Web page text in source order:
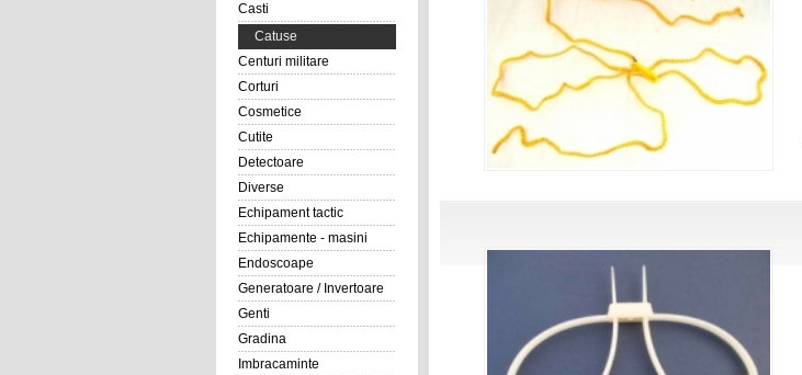
Casti
Catuse
Centuri militare
Corturi
Cosmetice
Cutite
Detectoare
Diverse
Echipament tactic
Echipamente - masini
Endoscoape
Generatoare / Invertoare
Genti
Gradina
Imbracaminte